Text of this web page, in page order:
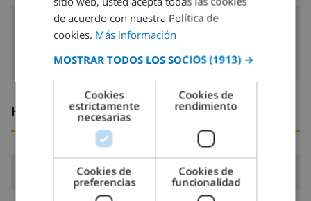
chimenea
Horario de llegada y salida
Llegada:Desde 16:00 antes de 19:00
FRENCH
GERMAN
CATALAN
ITALIAN
DANISH
de acuerdo con nuestra Política de
cookies. Más información
MOSTRAR TODOS LOS SOCIOS (1913) →
Cookies
estrictamente
necesarias
Cookies de
rendimiento
Cookies de
preferencias
Cookies de
funcionalidad